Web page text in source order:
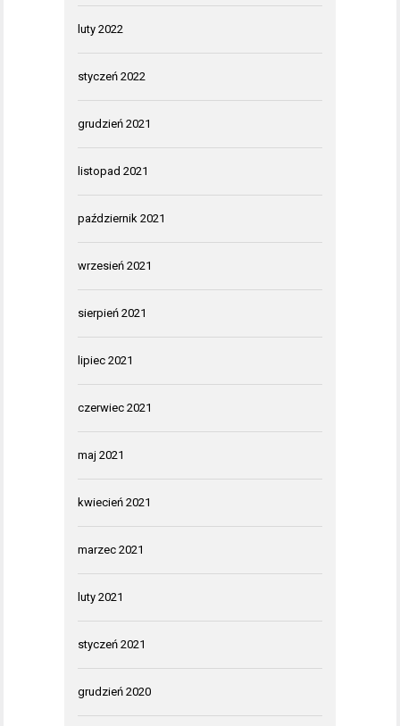
luty 2022
styczeń 2022
grudzień 2021
listopad 2021
październik 2021
wrzesień 2021
sierpień 2021
lipiec 2021
czerwiec 2021
maj 2021
kwiecień 2021
marzec 2021
luty 2021
styczeń 2021
grudzień 2020